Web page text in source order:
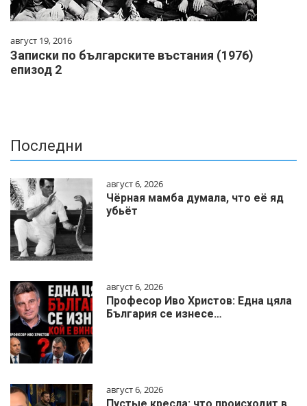
август 19, 2016
Записки по българските въстания (1976)
епизод 2
Последни
август 6, 2026
Чёрная мамба думала, что её яд
убьёт
август 6, 2026
Професор Иво Христов: Една цяла
България се изнесе…
август 6, 2026